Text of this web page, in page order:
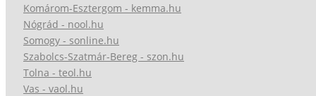
Komárom-Esztergom - kemma.hu
Nógrád - nool.hu
Somogy - sonline.hu
Szabolcs-Szatmár-Bereg - szon.hu
Tolna - teol.hu
Vas - vaol.hu